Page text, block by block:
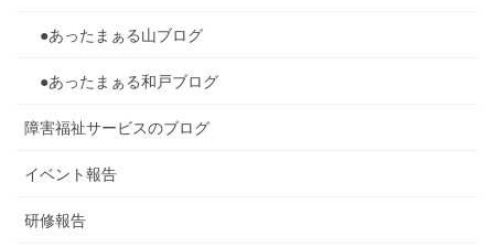
●あったまぁる山ブログ
●あったまぁる和戸ブログ
障害福祉サービスのブログ
イベント報告
研修報告